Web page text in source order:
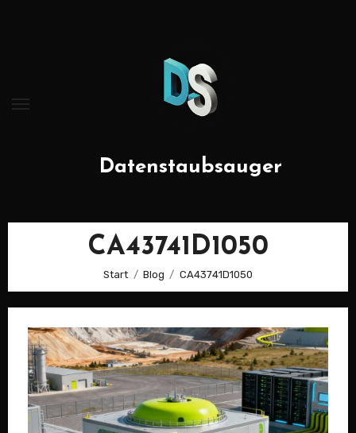
Datenstaubsauger
CA43741D1050
Start Blog CA43741D1050